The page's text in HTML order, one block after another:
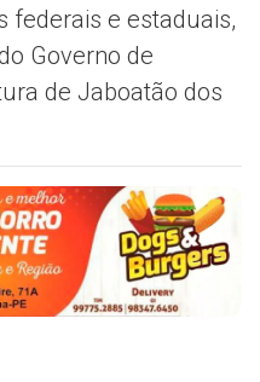
federais e estaduais,
Governo de
de Jaboatão dos